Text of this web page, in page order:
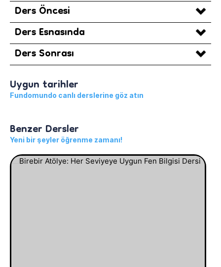
Ders Öncesi
Ders Esnasında
Ders Sonrası
Uygun tarihler
Fundomundo canlı derslerine göz atın
Benzer Dersler
Yeni bir şeyler öğrenme zamanı!